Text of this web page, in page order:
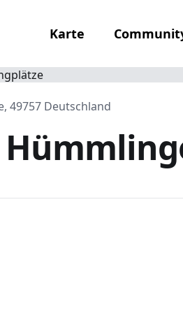
Karte
49757 Deutschland